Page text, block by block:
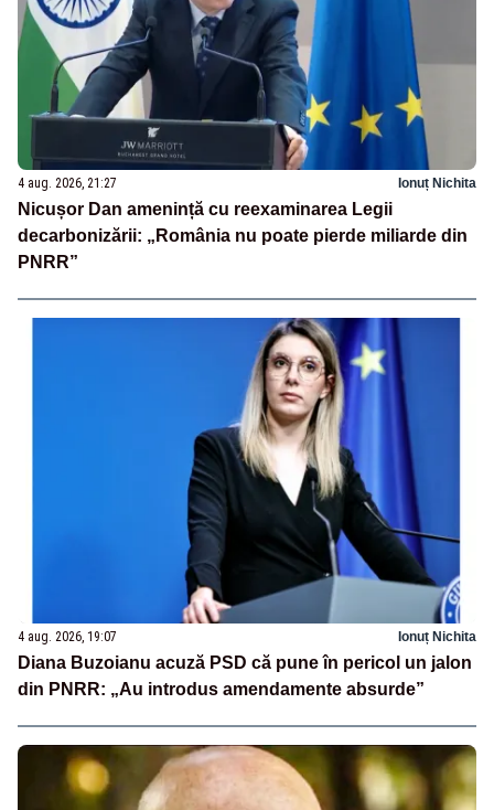
4 aug. 2026, 21:27 Ionuț Nichita
Nicușor Dan amenință cu reexaminarea Legii
decarbonizării: „România nu poate pierde miliarde din
PNRR”
4 aug. 2026, 19:07 Ionuț Nichita
Diana Buzoianu acuză PSD că pune în pericol un jalon
din PNRR: „Au introdus amendamente absurde”